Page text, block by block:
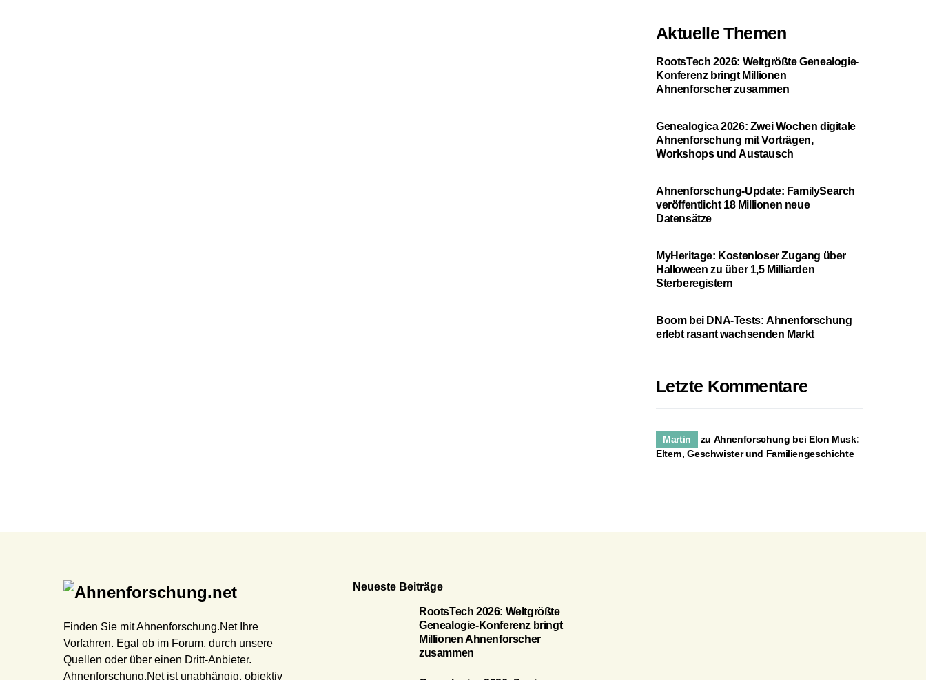
Aktuelle Themen
RootsTech 2026: Weltgrößte Genealogie-
Konferenz bringt Millionen
Ahnenforscher zusammen
Genealogica 2026: Zwei Wochen digitale
Ahnenforschung mit Vorträgen,
Workshops und Austausch
Ahnenforschung-Update: FamilySearch
veröffentlicht 18 Millionen neue
Datensätze
MyHeritage: Kostenloser Zugang über
Halloween zu über 1,5 Milliarden
Sterberegistern
Boom bei DNA-Tests: Ahnenforschung
erlebt rasant wachsenden Markt
Letzte Kommentare
Martin zu Ahnenforschung bei Elon Musk:
Eltern, Geschwister und Familiengeschichte
Finden Sie mit Ahnenforschung.Net Ihre
Vorfahren. Egal ob im Forum, durch unsere
Quellen oder über einen Dritt-Anbieter.
Ahnenforschung.Net ist unabhängig, objektiv
Neueste Beiträge
RootsTech 2026: Weltgrößte
Genealogie-Konferenz bringt
Millionen Ahnenforscher
zusammen